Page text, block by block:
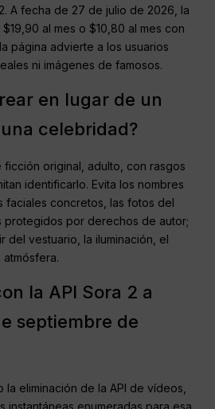
A fecha de 27 de julio de 2026, la
al mes o $10,80 al mes con
página advierte a los usuarios
ni imágenes de famosos.
en lugar de un
celebridad?
ficción original, adulto, con rasgos
identificarlo. Evita los nombres
faciales concretos, las fotos del
protegidos por derechos de autor;
del vestuario, la iluminación, el
atmósfera.
la API Sora 2 a
septiembre de
la eliminación de la API de vídeos,